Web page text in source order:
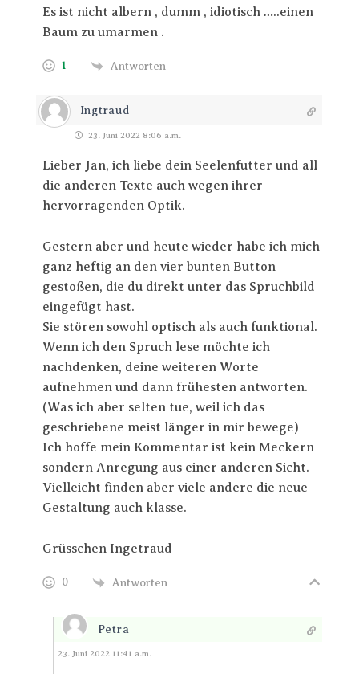
Es ist nicht albern , dumm , idiotisch …..einen
Baum zu umarmen .
1 Antworten
Ingtraud
23. Juni 2022 8:06 a.m.
Lieber Jan, ich liebe dein Seelenfutter und all
die anderen Texte auch wegen ihrer
hervorragenden Optik.
Gestern aber und heute wieder habe ich mich
ganz heftig an den vier bunten Button
gestoßen, die du direkt unter das Spruchbild
eingefügt hast.
Sie stören sowohl optisch als auch funktional.
Wenn ich den Spruch lese möchte ich
nachdenken, deine weiteren Worte
aufnehmen und dann frühesten antworten.
(Was ich aber selten tue, weil ich das
geschriebene meist länger in mir bewege)
Ich hoffe mein Kommentar ist kein Meckern
sondern Anregung aus einer anderen Sicht.
Vielleicht finden aber viele andere die neue
Gestaltung auch klasse.
Grüsschen Ingetraud
0 Antworten
Petra
Antworten
23. Juni 2022 11:41 a.m.